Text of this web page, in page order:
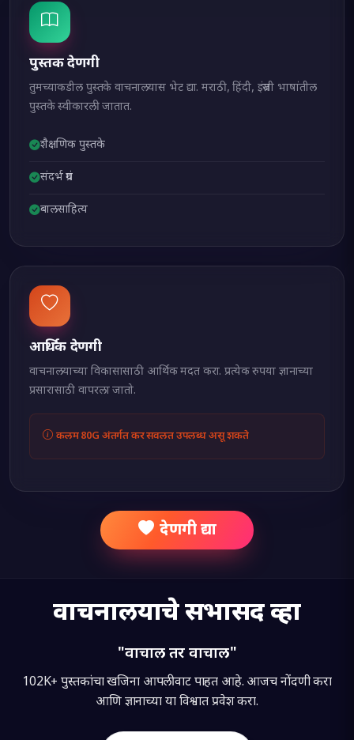
पुस्तक देणगी
तुमच्याकडील पुस्तके वाचनालयास भेट द्या. मराठी, हिंदी, इंग्रजी भाषांतील
पुस्तके स्वीकारली जातात.
शैक्षणिक पुस्तके
संदर्भ ग्रंथ
बालसाहित्य
आर्थिक देणगी
वाचनालयाच्या विकासासाठी आर्थिक मदत करा. प्रत्येक रुपया ज्ञानाच्या
प्रसारासाठी वापरला जातो.
कलम 80G अंतर्गत कर सवलत उपलब्ध असू शकते
देणगी द्या
वाचनालयाचे सभासद व्हा
"वाचाल तर वाचाल"
102K+ पुस्तकांचा खजिना आपली वाट पाहत आहे. आजच नोंदणी करा
आणि ज्ञानाच्या या विश्वात प्रवेश करा.